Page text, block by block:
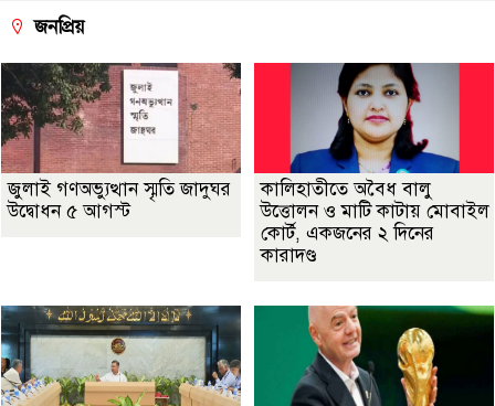
জনপ্রিয়
জুলাই গণঅভ্যুত্থান স্মৃতি জাদুঘর
উদ্বোধন ৫ আগস্ট
কালিহাতীতে অবৈধ বালু
উত্তোলন ও মাটি কাটায় মোবাইল
কোর্ট, একজনের ২ দিনের
কারাদণ্ড